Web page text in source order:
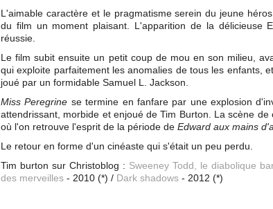
L'aimable caractère et le pragmatisme serein du jeune
du film un moment plaisant. L'apparition de la délicieuse
réussie.
Le film subit ensuite un petit coup de mou en son milieu,
qui exploite parfaitement les anomalies de tous les enfants,
joué par un formidable Samuel L. Jackson.
Miss Peregrine se termine en fanfare par une explosion
attendrissant, morbide et enjoué de Tim Burton. La scène
où l'on retrouve l'esprit de la période de Edward aux mains
Le retour en forme d'un cinéaste qui s'était un peu perdu.
Tim burton sur Christoblog : Sweeney Todd, le diabolique
des merveilles - 2010 (*) / Dark shadows - 2012 (*)